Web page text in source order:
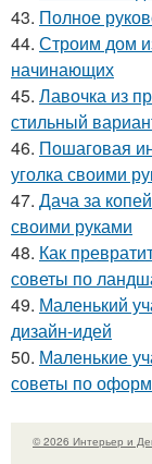
43. Полное
44. Строим дом
начинающих
45. Лавочка из
стильный
46. Пошаговая
уголка своими
47. Дача за
своими руками
48. Как
советы по
49. Маленький
дизайн-идей
50. Маленькие
советы по
© 2026 Интерьер и